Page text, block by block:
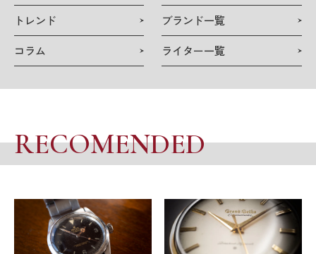
トレンド
コラム
ブランド一覧
ライター一覧
RECOMENDED